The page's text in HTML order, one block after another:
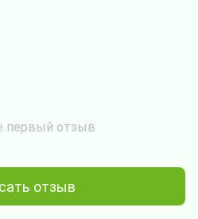
первый отзыв
отзыв